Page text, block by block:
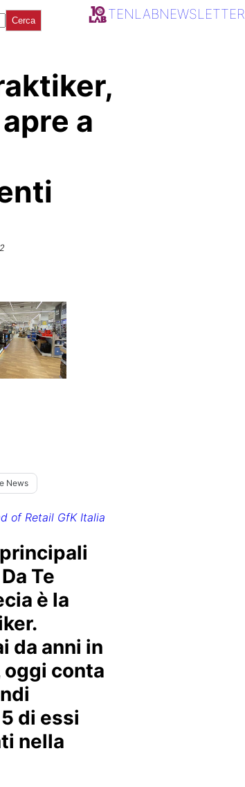
Cerca TENLABNEWSLETTER
a
News
of Retail GfK Italia
Te
è la
da anni in
conta
di essi
nella